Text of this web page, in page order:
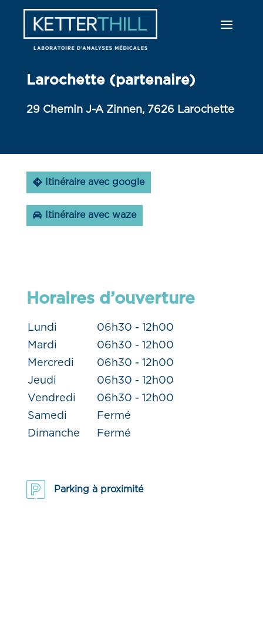
Larochette (partenaire)
29 Chemin J-A Zinnen, 7626 Larochette
Itinéraire avec google
Itinéraire avec waze
Horaires d’ouverture
Lundi
06h30 - 12h00
Mardi
06h30 - 12h00
Mercredi
06h30 - 12h00
Jeudi
06h30 - 12h00
Vendredi
06h30 - 12h00
Samedi
Fermé
Dimanche
Fermé
Parking à proximité